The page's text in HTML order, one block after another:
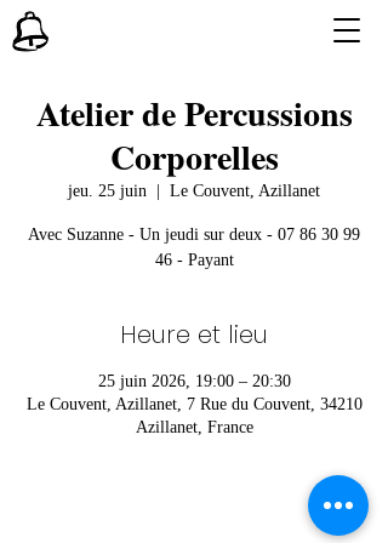
Atelier de Percussions
Corporelles
jeu. 25 juin Le Couvent, Azillanet
Avec Suzanne - Un jeudi sur deux - 07 86 30 99
46 - Payant
Heure et lieu
25 juin 2026, 19:00 – 20:30
Le Couvent, Azillanet, 7 Rue du Couvent, 34210
Azillanet, France